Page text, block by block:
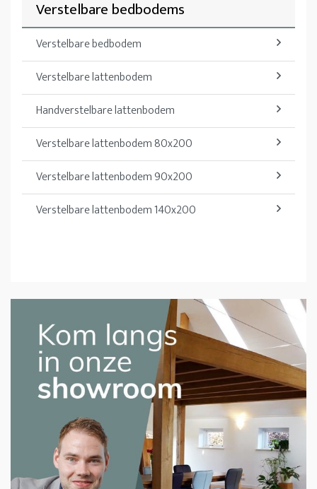
Verstelbare bedbodems
Verstelbare bedbodem
Verstelbare lattenbodem
Handverstelbare lattenbodem
Verstelbare lattenbodem 80x200
Verstelbare lattenbodem 90x200
Verstelbare lattenbodem 140x200